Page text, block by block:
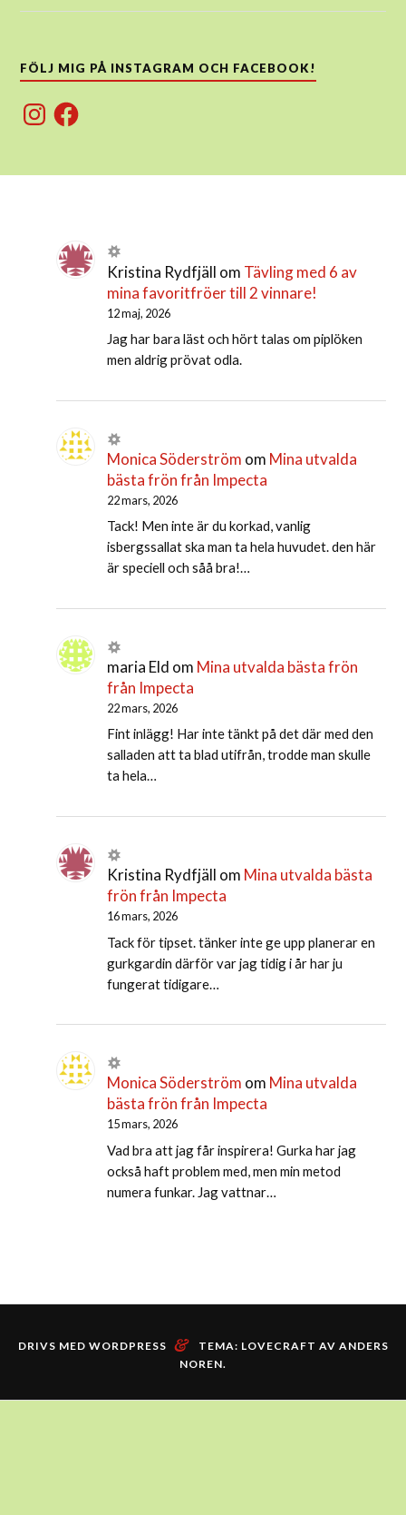
FÖLJ MIG PÅ INSTAGRAM OCH FACEBOOK!
InstagramFacebook
Kristina Rydfjäll om Tävling med 6 av
mina favoritfröer till 2 vinnare!
12 maj, 2026
Jag har bara läst och hört talas om piplöken
men aldrig prövat odla.
Monica Söderström om Mina utvalda
bästa frön från Impecta
22 mars, 2026
Tack! Men inte är du korkad, vanlig
isbergssallat ska man ta hela huvudet. den här
är speciell och såå bra!…
maria Eld om Mina utvalda bästa frön
från Impecta
22 mars, 2026
Fint inlägg! Har inte tänkt på det där med den
salladen att ta blad utifrån, trodde man skulle
ta hela…
Kristina Rydfjäll om Mina utvalda bästa
frön från Impecta
16 mars, 2026
Tack för tipset. tänker inte ge upp planerar en
gurkgardin därför var jag tidig i år har ju
fungerat tidigare…
Monica Söderström om Mina utvalda
bästa frön från Impecta
15 mars, 2026
Vad bra att jag får inspirera! Gurka har jag
också haft problem med, men min metod
numera funkar. Jag vattnar…
DRIVS MED WORDPRESS & TEMA: LOVECRAFT AV ANDERS
NOREN.